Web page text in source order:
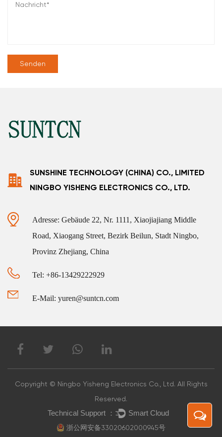
SUNSHINE TECHNOLOGY (CHINA) CO., LIMITED
NINGBO YISHENG ELECTRONICS CO., LTD.
Adresse: Gebäude 22, Nr. 1111, Xiaojiajiang Middle
Road, Xiaogang Street, Bezirk Beilun, Stadt Ningbo,
Provinz Zhejiang, China
Tel: +86-13429222929
E-Mail: yuren@suntcn.com
Copyright © Ningbo Yisheng Electronics Co., Ltd. All Rights
Reserved.
浙公网安备33020602000945号